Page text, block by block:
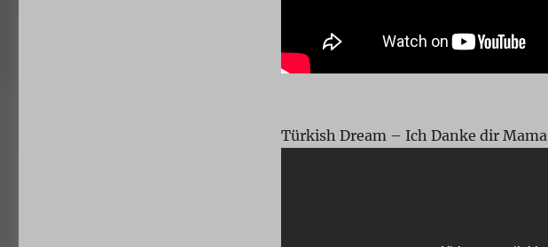
Türkish Dream – Ich Danke dir Mama